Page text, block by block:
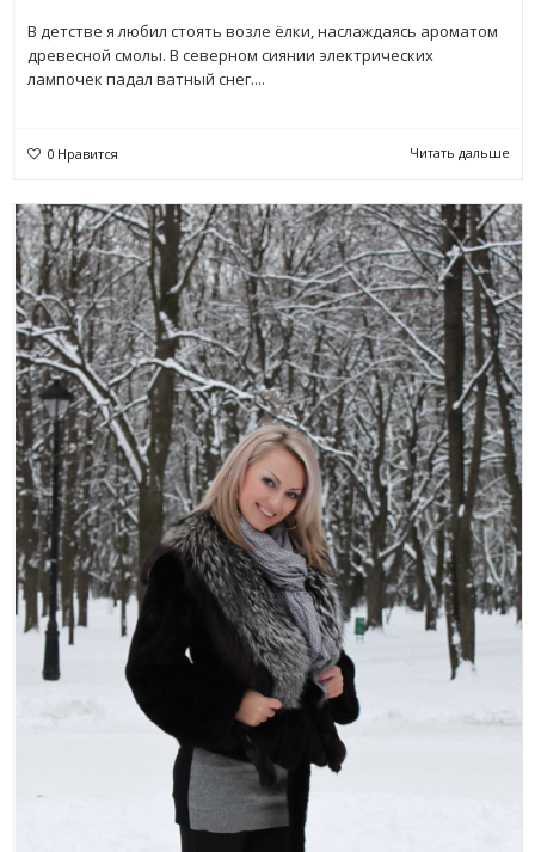
В детстве я любил стоять возле ёлки, наслаждаясь ароматом
древесной смолы. В северном сиянии электрических
лампочек падал ватный снег....
0 Нравится Читать дальше